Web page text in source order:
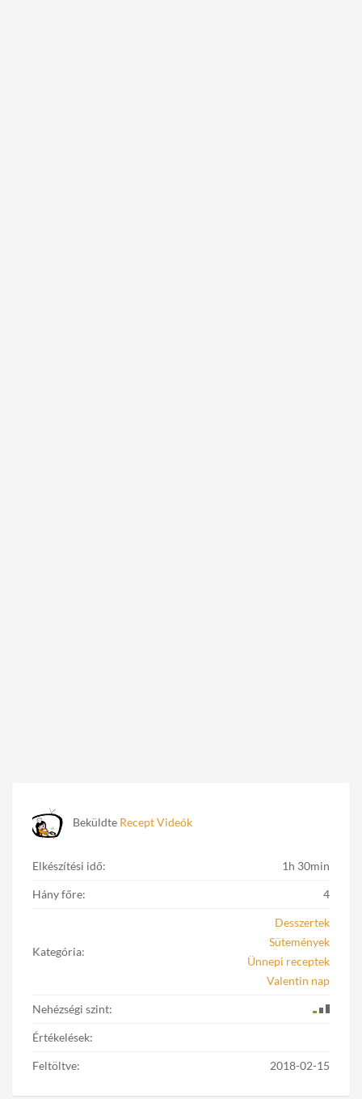
Beküldte Recept Videók
Elkészítési idő: 1h 30min
Hány főre: 4
Kategória:
Desszertek
Sütemények
Ünnepi receptek
Valentin nap
Nehézségi szint:
Értékelések:
Feltöltve: 2018-02-15